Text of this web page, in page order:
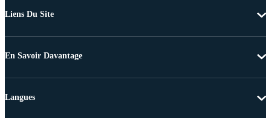
Liens Du Site
En Savoir Davantage
Langues